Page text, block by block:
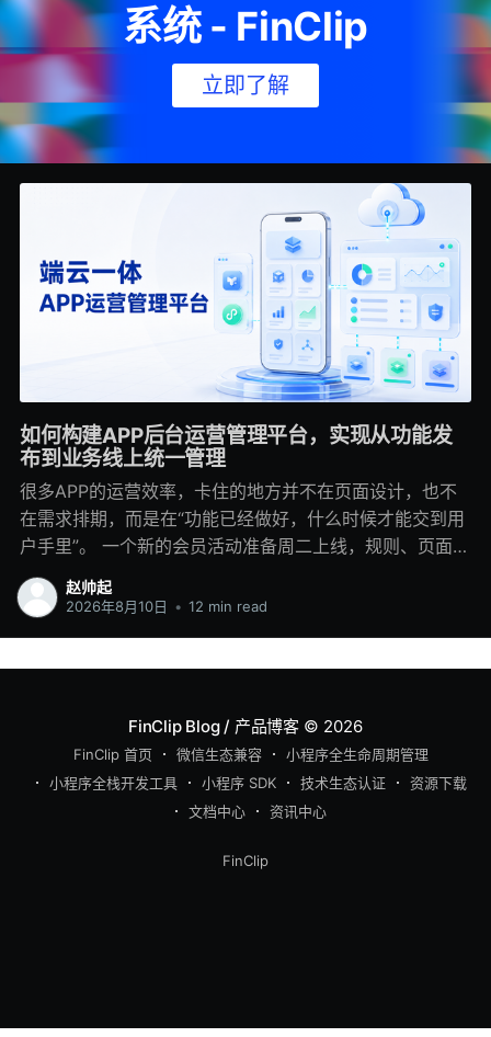
系统 - FinClip
立即了解
如何构建APP后台运营管理平台，实现从功能发
布到业务线上统一管理
很多APP的运营效率，卡住的地方并不在页面设计，也不
在需求排期，而是在“功能已经做好，什么时候才能交到用
户手里”。 一个新的会员活动准备周二上线，规则、页面和
接口都已完成，但 APP 的下一个版本要到月底才能发布。
临近上线，活动入口还要改一次；上线当天，合作方又临
营销活动、内容专区、问卷、内部工具以及第三方服务，
情况会复杂很多：每项业务有不同负责人，上线时间不
同，版本节奏不同，能开放的人群也不同。客户端发版通
道很快就变成一条拥挤的单行道。 这时需要调整的不只是
态运营的功能从主工程中拆出来，以小程序承载，再通过
赵帅起
2026年8月10日 • 12 min read
FinClip Blog / 产品博客© 2026
FinClip 首页 微信生态兼容
小程序全生命周期管理
小程序全栈开发工具
小程序 SDK 技术生态认证
资源下载
文档中心
资讯中心
FinClip